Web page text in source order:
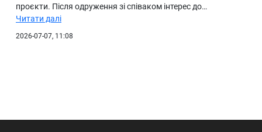
проєкти. Після одруження зі співаком інтерес до…
Читати далі
2026-07-07, 11:08